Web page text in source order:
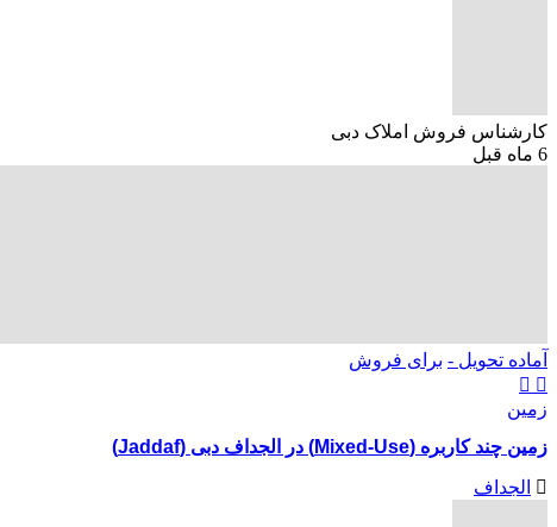
کارشناس فروش املاک دبی
6 ماه قبل
آماده تحویل - برای فروش
زمین
زمین چند کاربره (Mixed-Use) در الجداف دبی (Jaddaf)
الجداف